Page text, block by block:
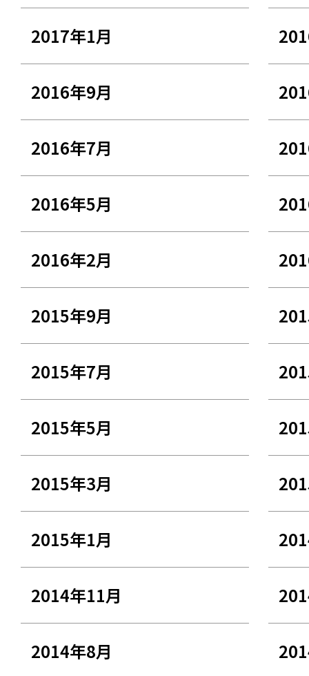
2017年1月
2016年9月
2016年7月
2016年5月
2016年2月
2015年9月
2015年7月
2015年5月
2015年3月
2015年1月
2014年11月
2014年8月